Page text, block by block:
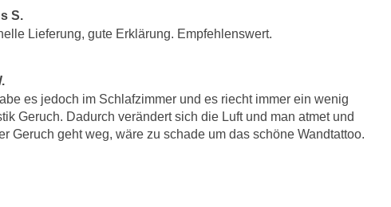
S.
Lieferung, gute Erklärung. Empfehlenswert.
es jedoch im Schlafzimmer und es riecht immer ein wenig
Geruch. Dadurch verändert sich die Luft und man atmet und
Geruch geht weg, wäre zu schade um das schöne Wandtattoo.